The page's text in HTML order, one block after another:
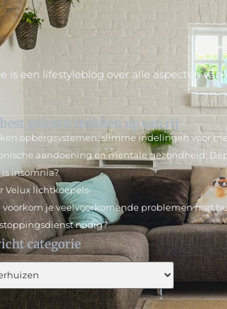
is een lifestyleblog over alle aspecten
gelezen stukken op een rij
opbergsystemen: slimme indelingen voor
aandoening en mentale gezondheid:
is insomnia?
Velux lichtkoepels
voorkom je veelvoorkomende problemen met
nodig?
categorie